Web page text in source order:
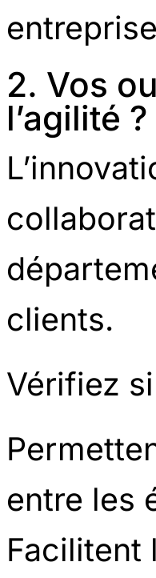
2. Vos
l’agilité ?
clients.
Vérifiez
entre les
Facilitent